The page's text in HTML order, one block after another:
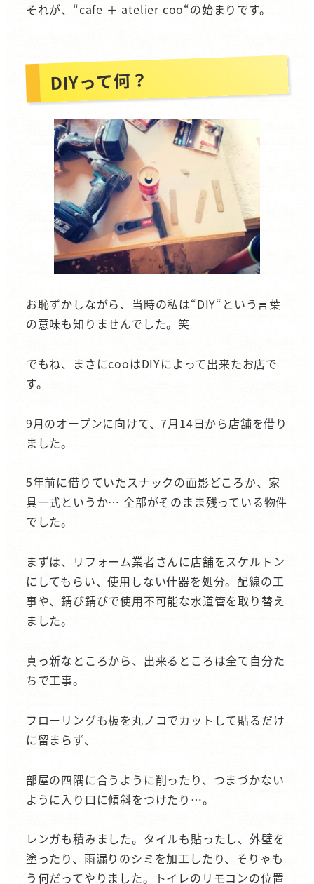
それが、“cafe ＋ atelier coo“の始まりです。
DIYって何？
お恥ずかしながら、当時の私は“DIY“という言葉
の意味も知りませんでした。笑
でもね、まさにcooはDIYによって出来たお店で
す。
9月のオープンに向けて、7月14日から店舗を借り
ました。
5年前に借りていたスナックの面影どころか、家
具一式というか… 全部がそのまま残っている物件
でした。
まずは、リフォーム業者さんに店舗をスケルトン
にしてもらい、使用しない什器を処分。配線の工
事や、錆び錆びで使用不可能な水道管を取り替え
ました。
真っ新なところから、出来るところは全て自分た
ちで工事。
フローリングも板を丸ノコでカットして貼るだけ
に留まらず、
部屋の四隅に合うように削ったり、つまづかない
ように入り口に傾斜をつけたり…。
レンガも積みました。タイルも貼ったし、外壁を
塗ったり、雨漏りのシミを加工したり、そりゃも
う何だってやりました。トイレのリモコンの位置